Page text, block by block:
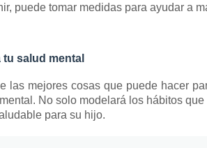
puede tomar medidas para ayudar a
tu salud mental
las mejores cosas que puede hacer
No solo modelará los hábitos
para su hijo.